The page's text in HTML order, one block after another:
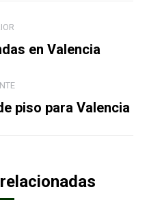
en Valencia
piso para Valencia